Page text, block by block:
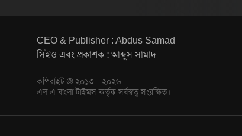
CEO & Publisher : Abdus Samad
সিইও এবং প্রকাশক : আব্দুস সামাদ
কপিরাইট © ২০১৩ - ২০২৬
এল এ বাংলা টাইমস কর্তৃক সর্বস্বত্ব সংরক্ষিত।